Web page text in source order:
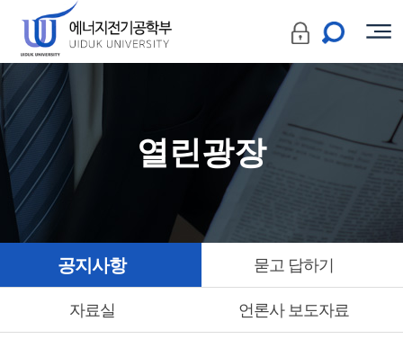
열린광장
공지사항 묻고 답하기
자료실 언론사 보도자료